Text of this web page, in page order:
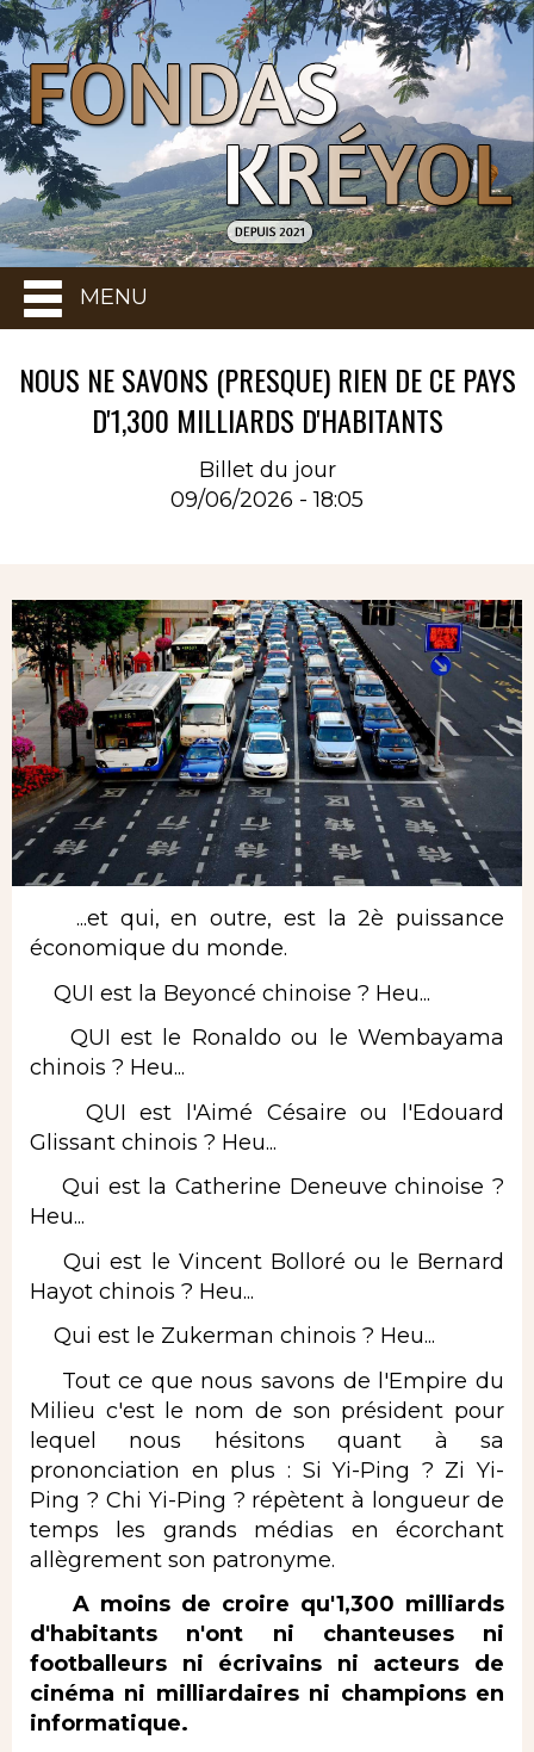
MENU
NOUS NE SAVONS (PRESQUE) RIEN DE CE PAYS
D'1,300 MILLIARDS D'HABITANTS
Billet du jour
09/06/2026 - 18:05
...et qui, en outre, est la 2è puissance
économique du monde.
QUI est la Beyoncé chinoise ? Heu...
QUI est le Ronaldo ou le Wembayama
chinois ? Heu...
QUI est l'Aimé Césaire ou l'Edouard
Glissant chinois ? Heu...
Qui est la Catherine Deneuve chinoise ?
Heu...
Qui est le Vincent Bolloré ou le Bernard
Hayot chinois ? Heu...
Qui est le Zukerman chinois ? Heu...
Tout ce que nous savons de l'Empire du
Milieu c'est le nom de son président pour
lequel nous hésitons quant à sa
prononciation en plus : Si Yi-Ping ? Zi Yi-
Ping ? Chi Yi-Ping ? répètent à longueur de
temps les grands médias en écorchant
allègrement son patronyme.
A moins de croire qu'1,300 milliards
d'habitants n'ont ni chanteuses ni
footballeurs ni écrivains ni acteurs de
cinéma ni milliardaires ni champions en
informatique.